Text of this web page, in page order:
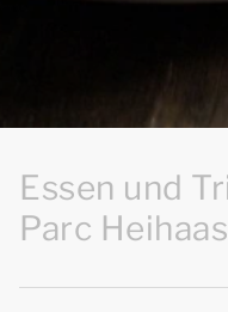
Essen und
Parc Heihaas